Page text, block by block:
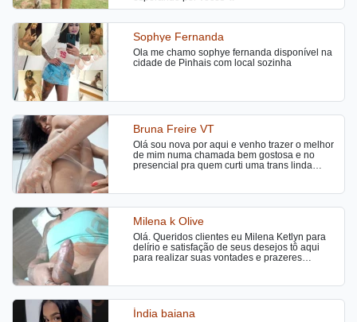
Sophye Fernanda
Ola me chamo sophye fernanda disponível na
cidade de Pinhais com local sozinha
Bruna Freire VT
Olá sou nova por aqui e venho trazer o melhor
de mim numa chamada bem gostosa e no
presencial pra quem curti uma trans linda
conteúdo
Milena k Olive
Olá. Queridos clientes eu Milena Ketlyn para
delírio e satisfação de seus desejos tô aqui
para realizar suas vontades e prazeres
Índia baiana